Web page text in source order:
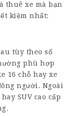
thuê xe mà bạn
kiệm nhất:
tùy theo số
phù hợp
16 chỗ hay xe
người. Ngoài
SUV cao cấp